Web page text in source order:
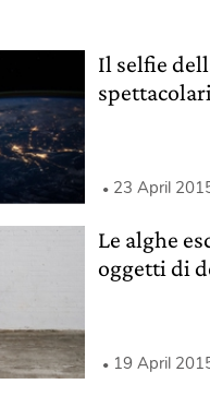
Il selfie
23 April
Le alghe
oggetti di
19 April